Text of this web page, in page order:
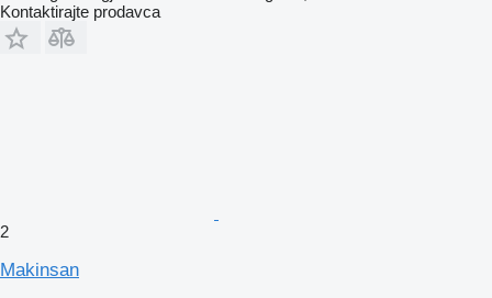
Kontaktirajte prodavca
2
Makinsan